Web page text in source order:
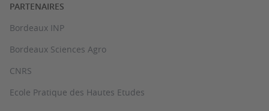
PARTENAIRES
Bordeaux INP
Bordeaux Sciences Agro
CNRS
Ecole Pratique des Hautes Etudes